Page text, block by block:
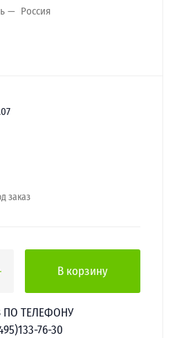
Россия
заказ
В корзину
ПО ТЕЛЕФОНУ
76-30